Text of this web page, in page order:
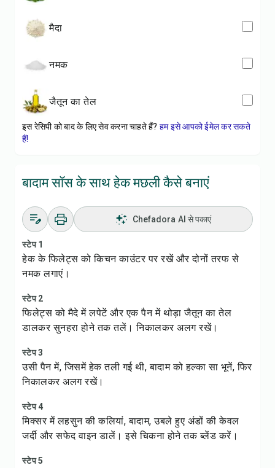
मैदा
नमक
जैतून का तेल
इस रेसिपी को बाद के लिए सेव करना चाहते हैं? हम इसे आपको ईमेल कर सकते
हैं!
बादाम सॉस के साथ हेक मछली कैसे बनाएं
Chefadora AI से पकाएं
स्टेप 1
हेक के फिलेट्स को किचन काउंटर पर रखें और दोनों तरफ से
नमक लगाएं।
स्टेप 2
फिलेट्स को मैदे में लपेटें और एक पैन में थोड़ा जैतून का तेल
डालकर सुनहरा होने तक तलें। निकालकर अलग रखें।
स्टेप 3
उसी पैन में, जिसमें हेक तली गई थी, बादाम को हल्का सा भूनें, फिर
निकालकर अलग रखें।
स्टेप 4
मिक्सर में लहसुन की कलियां, बादाम, उबले हुए अंडों की केवल
जर्दी और सफेद वाइन डालें। इसे चिकना होने तक ब्लेंड करें।
स्टेप 5